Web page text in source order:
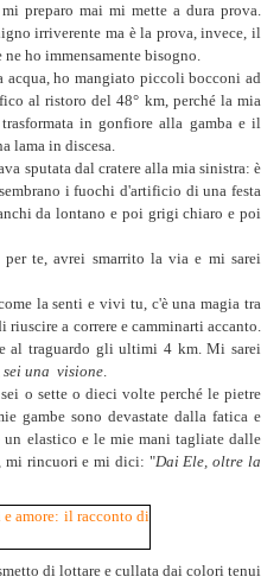
preparo mai mi mette a dura prova.
irriverente ma è la prova, invece, il
ho immensamente bisogno.
acqua, ho mangiato piccoli bocconi ad
al ristoro del 48° km, perché la mia
in gonfiore alla gamba e il
lama in discesa.
sputata dal cratere alla mia sinistra: è
i fuochi d'artificio di una festa
da lontano e poi grigi chiaro e poi
per te, avrei smarrito la via e mi sarei
la senti e vivi tu, c'è una magia tra
a correre e camminarti accanto.
al traguardo gli ultimi 4 km. Mi sarei
sei una visione.
o sette o dieci volte perché le pietre
gambe sono devastate dalla fatica e
elastico e le mie mani tagliate dalle
mi rincuori e mi dici: "Dai Ele, oltre la
di lottare e cullata dai colori tenui